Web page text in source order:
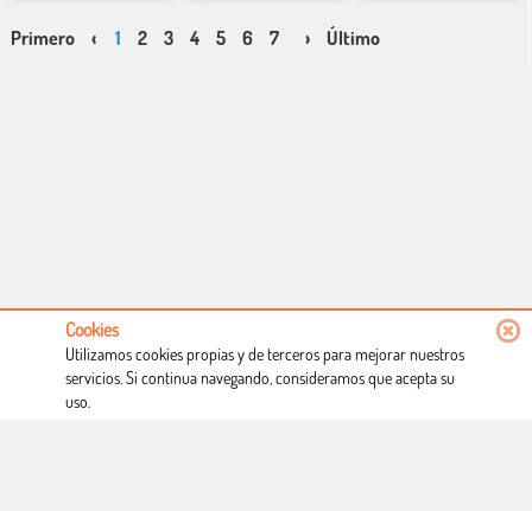
Primero ‹ 1 2 3 4 5 6 7 › Último
Condiciones de uso
Cookies
Utilizamos cookies propias y de terceros para mejorar nuestros
servicios. Si continua navegando, consideramos que acepta su
uso.